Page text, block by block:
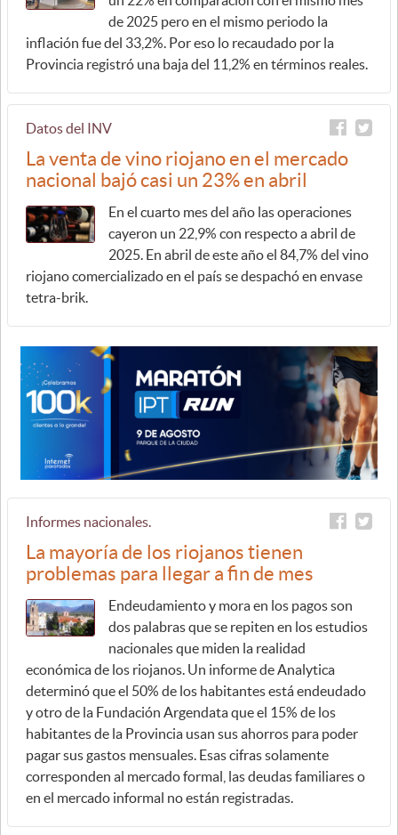
de 2025 pero en el mismo periodo la
inflación fue del 33,2%. Por eso lo recaudado por la
Provincia registró una baja del 11,2% en términos reales.
Datos del INV
La venta de vino riojano en el mercado
nacional bajó casi un 23% en abril
En el cuarto mes del año las operaciones
cayeron un 22,9% con respecto a abril de
2025. En abril de este año el 84,7% del vino
riojano comercializado en el país se despachó en envase
tetra-brik.
Informes nacionales.
La mayoría de los riojanos tienen
problemas para llegar a fin de mes
Endeudamiento y mora en los pagos son
dos palabras que se repiten en los estudios
nacionales que miden la realidad
económica de los riojanos. Un informe de Analytica
determinó que el 50% de los habitantes está endeudado
y otro de la Fundación Argendata que el 15% de los
habitantes de la Provincia usan sus ahorros para poder
pagar sus gastos mensuales. Esas cifras solamente
corresponden al mercado formal, las deudas familiares o
en el mercado informal no están registradas.